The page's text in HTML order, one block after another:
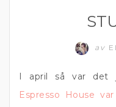
av
I april så var det
Espresso House